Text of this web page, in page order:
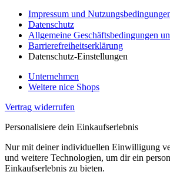
Impressum und
Datenschutz
Allgemeine Geschäftsbedingungen
Barrierefreiheitserklärung
Datenschutz-Einstellungen
Unternehmen
Weitere nice Shops
Vertrag widerrufen
Personalisiere dein Einkaufserlebnis
Nur mit deiner individuellen Einwilligung
und weitere Technologien, um dir ein
Einkaufserlebnis zu bieten.